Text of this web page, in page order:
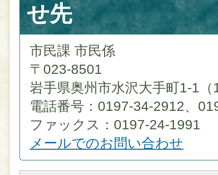
せ先
市民課 市民係
〒023-8501
岩手県奥州市水沢大手町1-1（
電話番号：0197-34-2912、
ファックス：0197-24-1991
メールでのお問い合わせ